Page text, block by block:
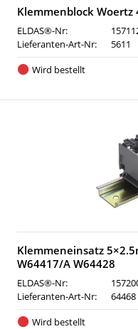
Klemmenblock Woertz
ELDAS®-Nr:
Lieferanten-Art-Nr:
5611
Wird bestellt
Klemmeneinsatz
W64417/A W64428
ELDAS®-Nr:
Lieferanten-Art-Nr:
64468
Wird bestellt